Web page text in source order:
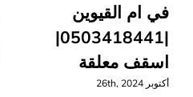
في ام القيوين
|0503418441|
اسقف معلقة
أكتوبر 26th, 2024